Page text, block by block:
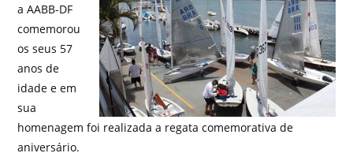
a AABB-DF
comemorou
os seus 57
anos de
idade e em
sua
homenagem foi realizada a regata comemorativa de
aniversário.